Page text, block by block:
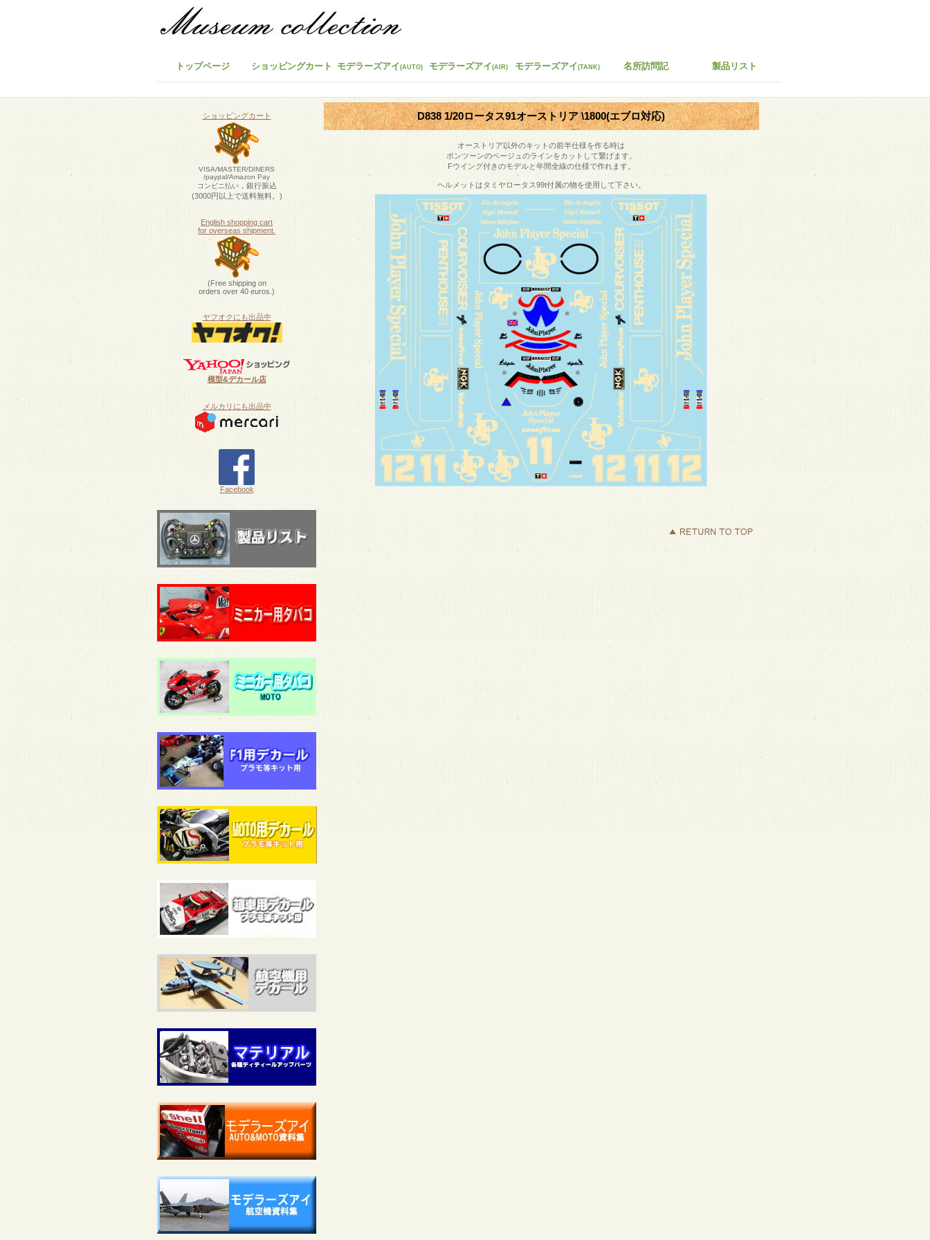
D838 1/20ロータス91オーストリア \1800(エブロ対応)
オーストリア以外のキットの前半仕様を作る時は
ポンツーンのベージュのラインをカットして繋げます。
Fウイング付きのモデルと年間全線の仕様で作れます。
ヘルメットはタミヤロータス99t付属の物を使用して下さい。
トップページ ショッピングカート モデラーズアイ(AUTO) モデラーズアイ(AIR) モデラーズアイ(TANK) 名所訪問記 製品リスト
ショッピングカート
VISA/MASTER/DINERS
/paypal/Amazon Pay
コンビニ払い，銀行振込
(3000円以上で送料無料。)
English shopping cart
for overseas shipment.
(Free shipping on
orders over 40 euros.)
ヤフオクにも出品中
模型&デカール店
メルカリにも出品中
Facebook